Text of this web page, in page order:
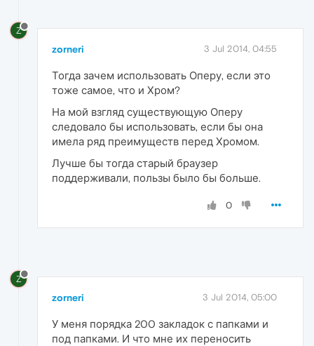
Z
zorneri 3 Jul 2014, 04:55
Тогда зачем использовать Оперу, если это
тоже самое, что и Хром?
На мой взгляд существующую Оперу
следовало бы использовать, если бы она
имела ряд преимуществ перед Хромом.
Лучше бы тогда старый браузер
поддерживали, пользы было бы больше.
0
Z
zorneri 3 Jul 2014, 05:00
У меня порядка 200 закладок с папками и
под папками. И что мне их переносить